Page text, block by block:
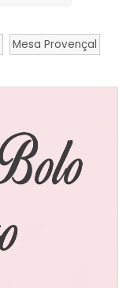
Mesa Provençal